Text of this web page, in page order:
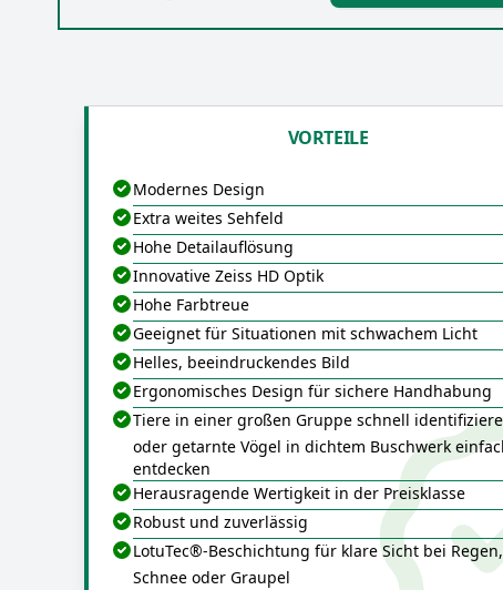
VORTEILE
Modernes Design
Extra weites Sehfeld
Hohe Detailauflösung
Innovative Zeiss HD Optik
Hohe Farbtreue
Geeignet für Situationen mit schwachem Licht
Helles, beeindruckendes Bild
Ergonomisches Design für sichere Handhabung
Tiere in einer großen Gruppe schnell
oder getarnte Vögel in dichtem Buschwerk
entdecken
Herausragende Wertigkeit in der Preisklasse
Robust und zuverlässig
LotuTec®-Beschichtung für klare Sicht bei Regen,
Schnee oder Graupel